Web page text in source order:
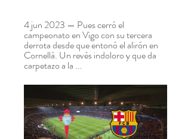
4 jun 2023 — Pues cerró el
campeonato en Vigo con su tercera
derrota desde que entonó el alirón en
Cornellà. Un revés indoloro y que da
carpetazo a la ...